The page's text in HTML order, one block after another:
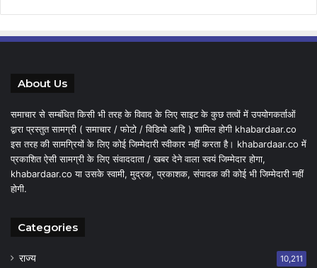
About Us
समाचार से सम्बंधित किसी भी तरह के विवाद के लिए साइट के कुछ तत्वों में उपयोगकर्ताओं
द्वारा प्रस्तुत सामग्री ( समाचार / फोटो / विडियो आदि ) शामिल होगी khabardaar.co
इस तरह की सामग्रियों के लिए कोई जिम्मेदारी स्वीकार नहीं करता है। khabardaar.co में
प्रकाशित ऐसी सामग्री के लिए संवाददाता / खबर देने वाला स्वयं जिम्मेदार होगा,
khabardaar.co या उसके स्वामी, मुद्रक, प्रकाशक, संपादक की कोई भी जिम्मेदारी नहीं
होगी.
Categories
राज्य 10,211